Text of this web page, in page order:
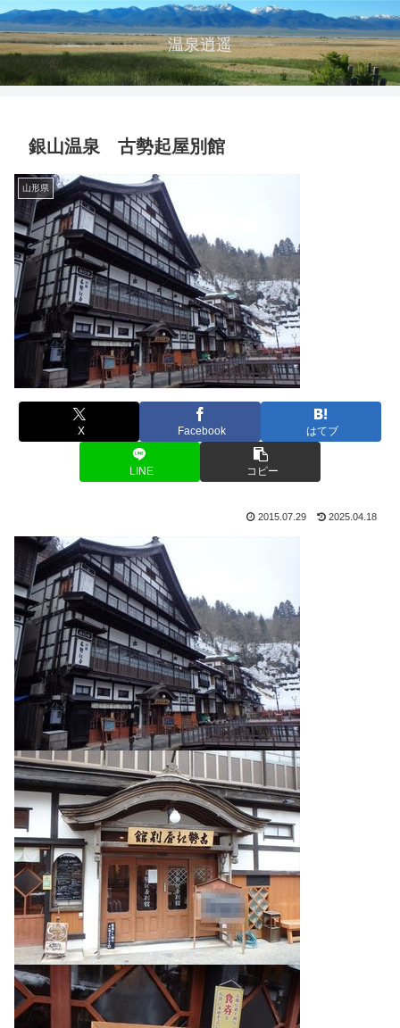
温泉逍遥
銀山温泉 古勢起屋別館
山形県
X Facebook はてブ
LINE コピー
2015.07.29 2025.04.18